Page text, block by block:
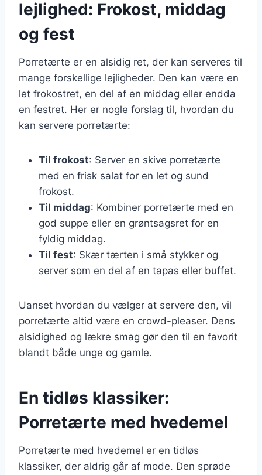
lejlighed: Frokost, middag
og fest
Porretærte er en alsidig ret, der kan serveres til
mange forskellige lejligheder. Den kan være en
let frokostret, en del af en middag eller endda
en festret. Her er nogle forslag til, hvordan du
kan servere porretærte:
Til frokost: Server en skive porretærte
med en frisk salat for en let og sund
frokost.
Til middag: Kombiner porretærte med en
god suppe eller en grøntsagsret for en
fyldig middag.
Til fest: Skær tærten i små stykker og
server som en del af en tapas eller buffet.
Uanset hvordan du vælger at servere den, vil
porretærte altid være en crowd-pleaser. Dens
alsidighed og lækre smag gør den til en favorit
blandt både unge og gamle.
En tidløs klassiker:
Porretærte med hvedemel
Porretærte med hvedemel er en tidløs
klassiker, der aldrig går af mode. Den sprøde